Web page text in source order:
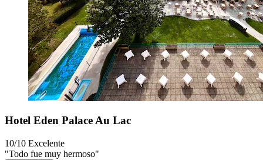
Hotel Eden Palace Au Lac
10/10 Excelente
"Todo fue muy hermoso"